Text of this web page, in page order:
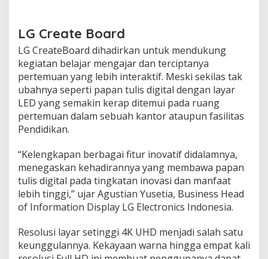
LG Create Board
LG CreateBoard dihadirkan untuk mendukung
kegiatan belajar mengajar dan terciptanya
pertemuan yang lebih interaktif. Meski sekilas tak
ubahnya seperti papan tulis digital dengan layar
LED yang semakin kerap ditemui pada ruang
pertemuan dalam sebuah kantor ataupun fasilitas
Pendidikan.
“Kelengkapan berbagai fitur inovatif didalamnya,
menegaskan kehadirannya yang membawa papan
tulis digital pada tingkatan inovasi dan manfaat
lebih tinggi,” ujar Agustian Yusetia, Business Head
of Information Display LG Electronics Indonesia.
Resolusi layar setinggi 4K UHD menjadi salah satu
keunggulannya. Kekayaan warna hingga empat kali